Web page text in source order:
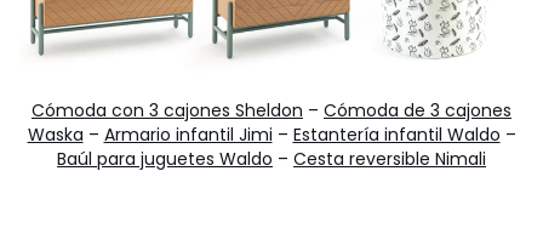
Cómoda con 3 cajones Sheldon – Cómoda de 3 cajones
Waska – Armario infantil Jimi – Estantería infantil Waldo –
Baúl para juguetes Waldo – Cesta reversible Nimali